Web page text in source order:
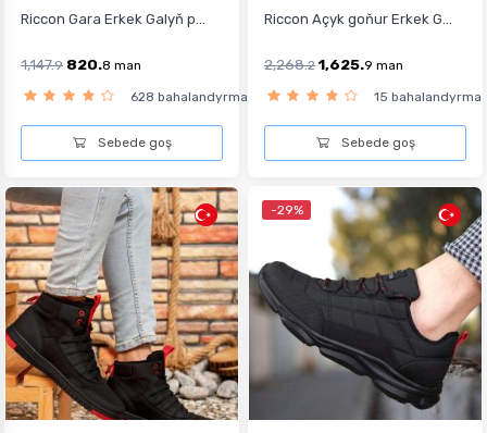
Riccon Gara Erkek Galyň p...
1,147.9 820.8 man
628 bahalandyrma
Sebede goş
Riccon Açyk goňur Erkek G...
2,268.2 1,625.9 man
15 bahalandyrma
Sebede goş
-29%